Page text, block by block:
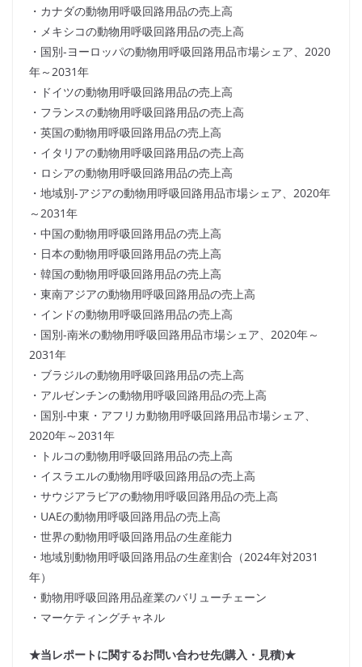
・カナダの動物用呼吸回路用品の売上高
・メキシコの動物用呼吸回路用品の売上高
・国別-ヨーロッパの動物用呼吸回路用品市場シェア、2020
年～2031年
・ドイツの動物用呼吸回路用品の売上高
・フランスの動物用呼吸回路用品の売上高
・英国の動物用呼吸回路用品の売上高
・イタリアの動物用呼吸回路用品の売上高
・ロシアの動物用呼吸回路用品の売上高
・地域別-アジアの動物用呼吸回路用品市場シェア、2020年
～2031年
・中国の動物用呼吸回路用品の売上高
・日本の動物用呼吸回路用品の売上高
・韓国の動物用呼吸回路用品の売上高
・東南アジアの動物用呼吸回路用品の売上高
・インドの動物用呼吸回路用品の売上高
・国別-南米の動物用呼吸回路用品市場シェア、2020年～
2031年
・ブラジルの動物用呼吸回路用品の売上高
・アルゼンチンの動物用呼吸回路用品の売上高
・国別-中東・アフリカ動物用呼吸回路用品市場シェア、
2020年～2031年
・トルコの動物用呼吸回路用品の売上高
・イスラエルの動物用呼吸回路用品の売上高
・サウジアラビアの動物用呼吸回路用品の売上高
・UAEの動物用呼吸回路用品の売上高
・世界の動物用呼吸回路用品の生産能力
・地域別動物用呼吸回路用品の生産割合（2024年対2031
年）
・動物用呼吸回路用品産業のバリューチェーン
・マーケティングチャネル
★当レポートに関するお問い合わせ先(購入・見積)★